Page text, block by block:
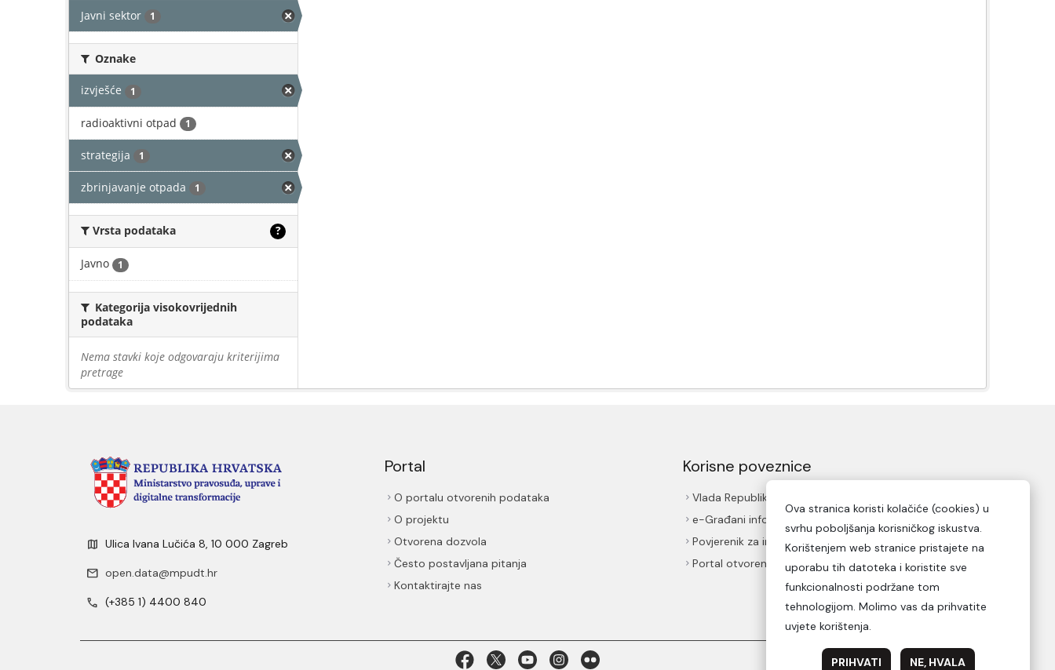
Javni sektor 1
Oznake
izvješće 1
radioaktivni otpad 1
strategija 1
zbrinjavanje otpada 1
Vrsta podataka ?
Javno 1
Kategorija visokovrijednih
podataka
Nema stavki koje odgovaraju kriterijima
pretrage